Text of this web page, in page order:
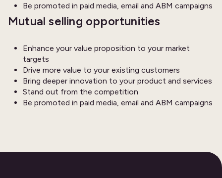
Be promoted in paid media, email and ABM campaigns
Mutual selling opportunities
Enhance your value proposition to your market
targets
Drive more value to your existing customers
Bring deeper innovation to your product and services
Stand out from the competition
Be promoted in paid media, email and ABM campaigns